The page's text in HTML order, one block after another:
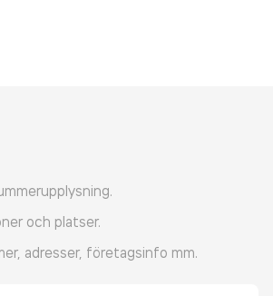
och platser.
adresser, företagsinfo mm.